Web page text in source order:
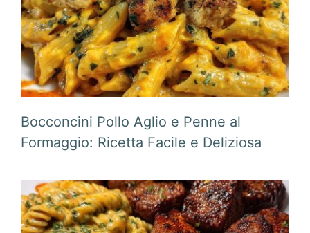
Bocconcini Pollo Aglio e Penne al
Formaggio: Ricetta Facile e Deliziosa